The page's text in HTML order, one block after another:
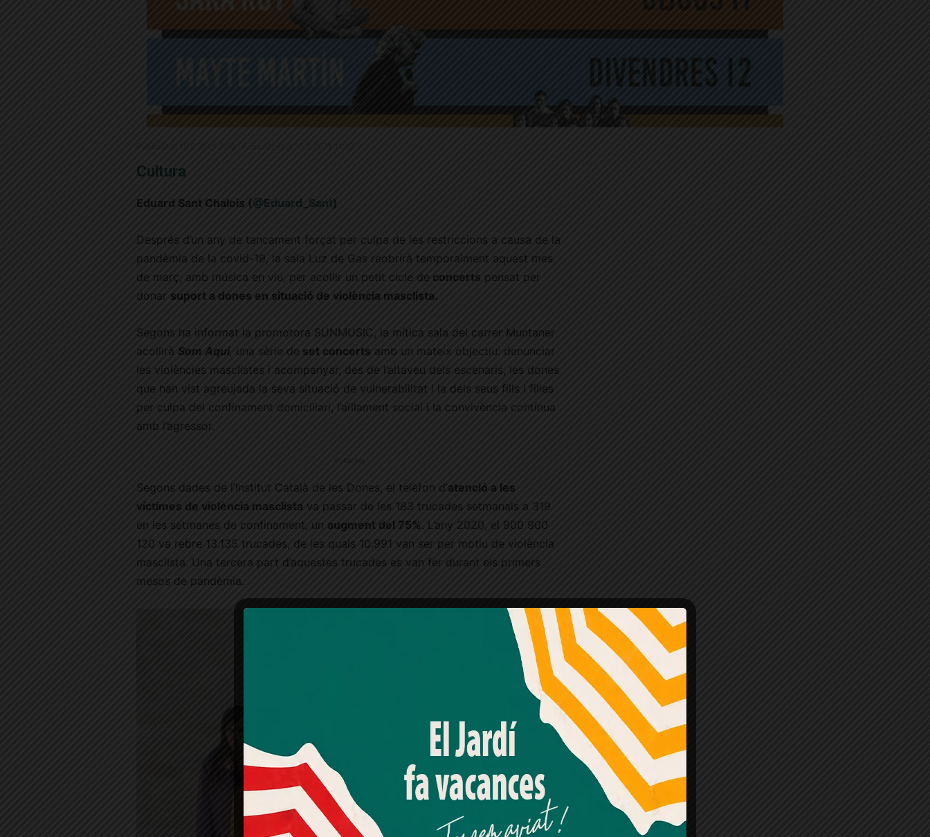
Cultura
Eduard Sant Chalois ( @Eduard_Sant)
Després d’un any de tancament forçat per culpa de les restriccions a causa de la
pandèmia de la covid-19, la sala Luz de Gas reobrirà temporalment aquest mes
de març, amb música en viu, per acollir un petit cicle de concerts pensat per
donar suport a dones en situació de violència masclista.
Segons ha informat la promotora SUNMUSIC, la mítica sala del carrer Muntaner
acollirà Som Aquí, una sèrie de set concerts amb un mateix objectiu: denunciar
les violències masclistes i acompanyar, des de l’altaveu dels escenaris, les dones
que han vist agreujada la seva situació de vulnerabilitat i la dels seus fills i filles
per culpa del confinament domiciliari, l’aïllament social i la convivència contínua
amb l’agressor.
Publicitat
Segons dades de l’Institut Català de les Dones, el telèfon d’atenció a les
víctimes de violència masclista va passar de les 183 trucades setmanals a 319
en les setmanes de confinament, un augment del 75%. L’any 2020, el 900 900
120 va rebre 13.135 trucades, de les quals 10.991 van ser per motiu de violència
masclista. Una tercera part d’aquestes trucades es van fer durant els primers
mesos de pandèmia.
Amb el seu acord, nosaltres fem servir galetes o
tecnologies similars per emmagatzemar, accedir i
processar dades personals com la seva visita a aquest lloc
web. Pot retirar el seu consentiment o oposar-se al
processament de dades basat en interessos legítims en
qualsevol moment fent clic a "Ajustos de cookies" o a la
nostra Política de privacitat en aquest lloc web. Si cliques
"acceptar" dones el teu consentiment
Més informació Acceptar Rebutjar tot
Quan l’usuari crea un compte al Diari el Jardí, dona el seu